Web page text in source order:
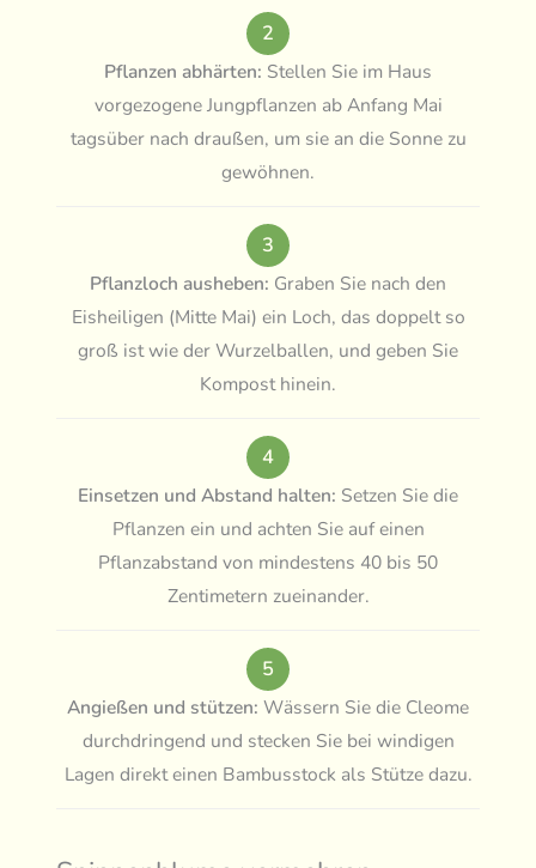
2
Pflanzen abhärten: Stellen Sie im Haus
vorgezogene Jungpflanzen ab Anfang Mai
tagsüber nach draußen, um sie an die Sonne zu
gewöhnen.
3
Pflanzloch ausheben: Graben Sie nach den
Eisheiligen (Mitte Mai) ein Loch, das doppelt so
groß ist wie der Wurzelballen, und geben Sie
Kompost hinein.
4
Einsetzen und Abstand halten: Setzen Sie die
Pflanzen ein und achten Sie auf einen
Pflanzabstand von mindestens 40 bis 50
Zentimetern zueinander.
5
Angießen und stützen: Wässern Sie die Cleome
durchdringend und stecken Sie bei windigen
Lagen direkt einen Bambusstock als Stütze dazu.